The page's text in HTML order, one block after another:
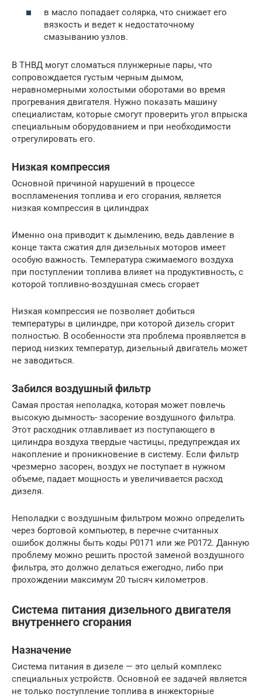
в масло попадает солярка, что снижает его
вязкость и ведет к недостаточному
смазыванию узлов.
В ТНВД могут сломаться плунжерные пары, что
сопровождается густым черным дымом,
неравномерными холостыми оборотами во время
прогревания двигателя. Нужно показать машину
специалистам, которые смогут проверить угол впрыска
специальным оборудованием и при необходимости
отрегулировать его.
Низкая компрессия
Основной причиной нарушений в процессе
воспламенения топлива и его сгорания, является
низкая компрессия в цилиндрах
Именно она приводит к дымлению, ведь давление в
конце такта сжатия для дизельных моторов имеет
особую важность. Температура сжимаемого воздуха
при поступлении топлива влияет на продуктивность, с
которой топливно-воздушная смесь сгорает
Низкая компрессия не позволяет добиться
температуры в цилиндре, при которой дизель сгорит
полностью. В особенности эта проблема проявляется в
период низких температур, дизельный двигатель может
не заводиться.
Забился воздушный фильтр
Самая простая неполадка, которая может повлечь
высокую дымность- засорение воздушного фильтра.
Этот расходник отлавливает из поступающего в
цилиндра воздуха твердые частицы, предупреждая их
накопление и проникновение в систему. Если фильтр
чрезмерно засорен, воздух не поступает в нужном
объеме, падает мощность и увеличивается расход
дизеля.
Неполадки с воздушным фильтром можно определить
через бортовой компьютер, в перечне считанных
ошибок должны быть коды P0171 или же P0172. Данную
проблему можно решить простой заменой воздушного
фильтра, это должно делаться ежегодно, либо при
прохождении максимум 20 тысяч километров.
Система питания дизельного двигателя
внутреннего сгорания
Назначение
Система питания в дизеле — это целый комплекс
специальных устройств. Основной ее задачей является
не только поступление топлива в инжекторные